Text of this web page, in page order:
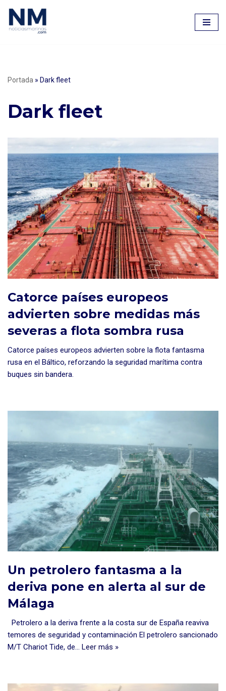
Saltar
Portada » Dark fleet
Dark fleet
Catorce países europeos
advierten sobre medidas más
severas a flota sombra rusa
Catorce países europeos advierten sobre la flota fantasma
rusa en el Báltico, reforzando la seguridad marítima contra
buques sin bandera.
Un petrolero fantasma a la
deriva pone en alerta al sur de
Málaga
Petrolero a la deriva frente a la costa sur de España reaviva
temores de seguridad y contaminación El petrolero sancionado
M/T Chariot Tide, de… Leer más »